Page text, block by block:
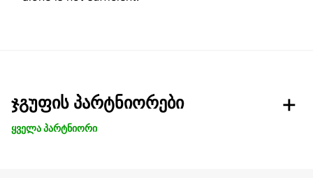
ჯგუფის პარტნიორები
ყველა პარტნიორი